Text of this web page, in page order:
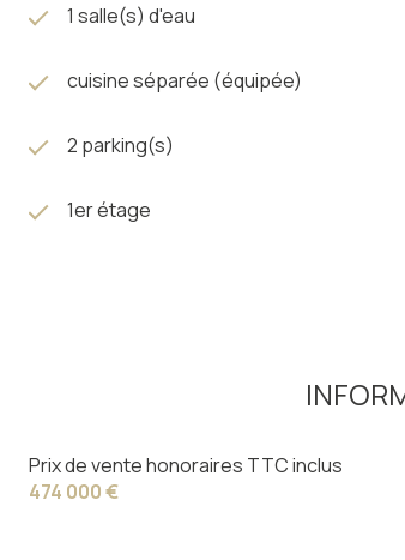
1 salle(s) d'eau
cuisine séparée (équipée)
2 parking(s)
1er étage
Prix de vente honoraires TTC inclus
474 000 €